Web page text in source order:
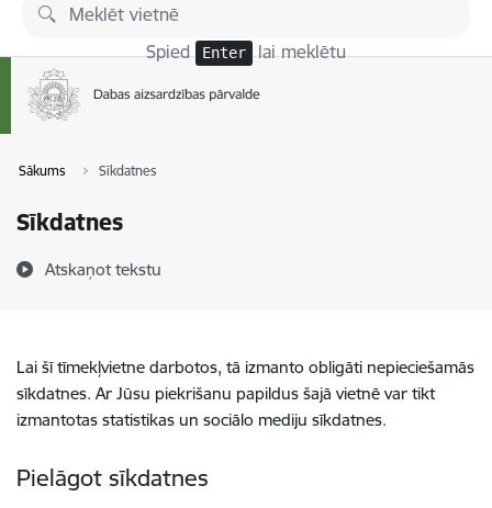
Pāriet uz lapas saturu
Spied Enter lai meklētu
Sākums Sīkdatnes
Sīkdatnes
Atskaņot tekstu
Lai šī tīmekļvietne darbotos, tā izmanto obligāti nepieciešamās
sīkdatnes. Ar Jūsu piekrišanu papildus šajā vietnē var tikt
izmantotas statistikas un sociālo mediju sīkdatnes.
Pielāgot sīkdatnes